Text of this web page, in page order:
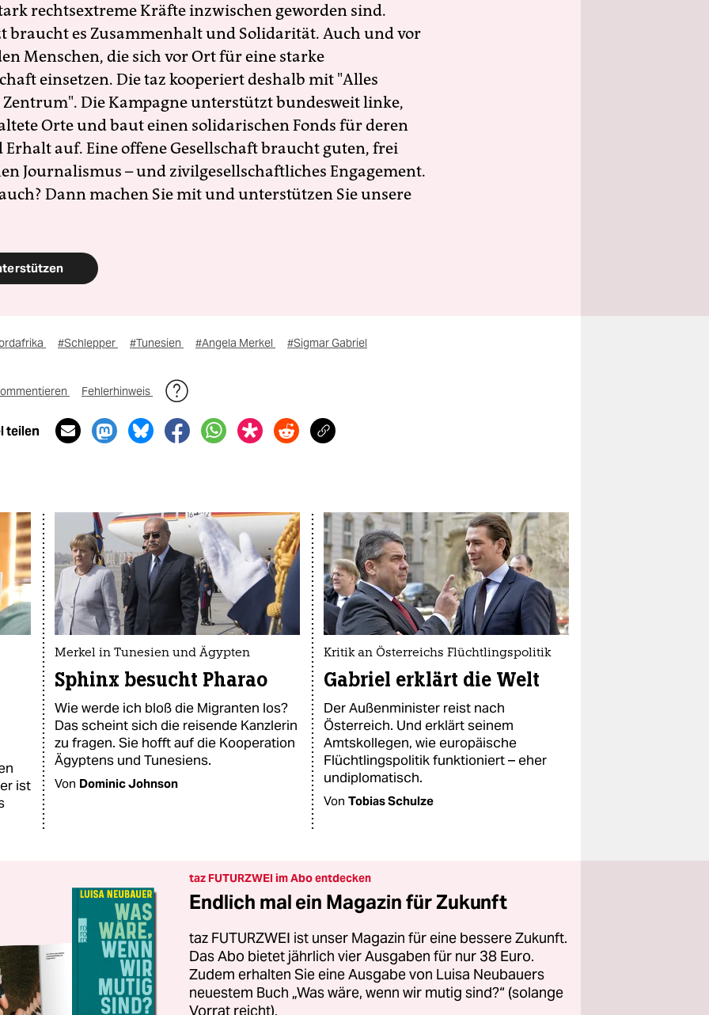
rechtsextreme Kräfte inzwischen geworden sind.
braucht es Zusammenhalt und Solidarität. Auch und vor
Menschen, die sich vor Ort für eine starke
einsetzen. Die taz kooperiert deshalb mit "Alles
Die Kampagne unterstützt bundesweit linke,
Orte und baut einen solidarischen Fonds für deren
Erhalt auf. Eine offene Gesellschaft braucht guten, frei
Journalismus – und zivilgesellschaftliches Engagement.
Dann machen Sie mit und unterstützen Sie unsere
#Schlepper #Tunesien #Angela Merkel #Sigmar Gabriel
Fehlerhinweis
teilen
ist
Merkel in Tunesien und Ägypten
Sphinx besucht Pharao
Wie werde ich bloß die Migranten los?
Das scheint sich die reisende Kanzlerin
zu fragen. Sie hofft auf die Kooperation
Ägyptens und Tunesiens.
Von Dominic Johnson
Kritik an Österreichs Flüchtlingspolitik
Gabriel erklärt die Welt
Der Außenminister reist nach
Österreich. Und erklärt seinem
Amtskollegen, wie europäische
Flüchtlingspolitik funktioniert – eher
undiplomatisch.
Von Tobias Schulze
taz FUTURZWEI im Abo entdecken
Endlich mal ein Magazin für Zukunft
taz FUTURZWEI ist unser Magazin für eine bessere Zukunft.
Das Abo bietet jährlich vier Ausgaben für nur 38 Euro.
Zudem erhalten Sie eine Ausgabe von Luisa Neubauers
neuestem Buch „Was wäre, wenn wir mutig sind?“ (solange
Vorrat reicht).